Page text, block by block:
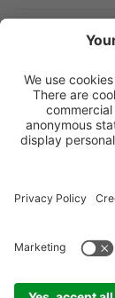
0471
+39
Credits
Sitemap